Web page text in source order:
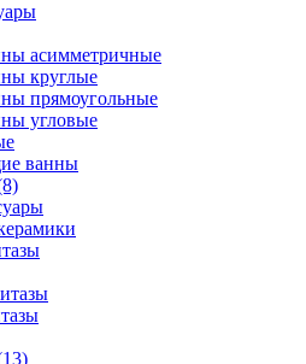
асимметричные
круглые
прямоугольные
угловые
ванны